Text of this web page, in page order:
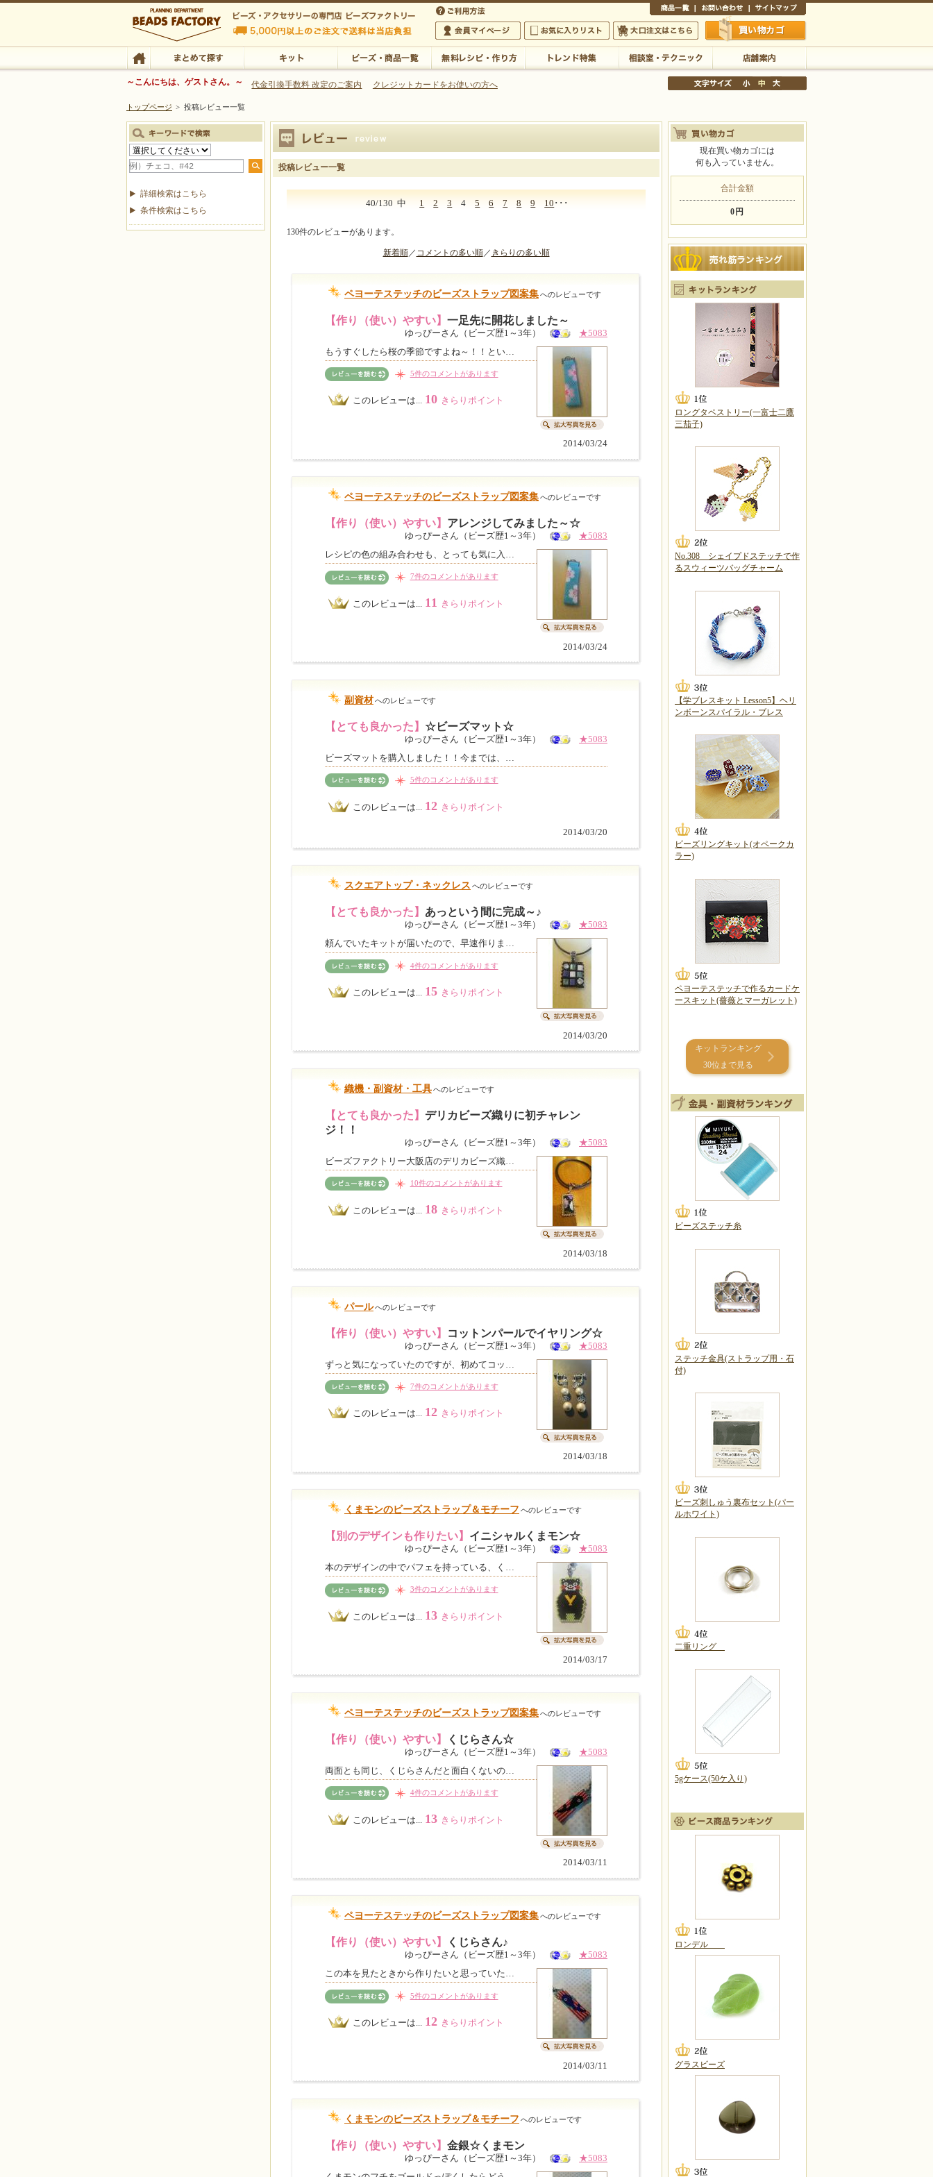
ビーズファクトリー ビーズ・パーツ・金具など・アクセサリーの専門店
ビーズ・アクセサリーの専門店 ビーズファクトリー 5,000円以上のご注文で送料は当店が負担いたします
ビーズ・アクセサリーの専門店 ビーズファクトリー 5,000円以上のご注文で送料は当店が負担いたします
会員マイページ
お気に入りリスト 大口注文はこちら 買い物かご
TOP まとめて探す 店舗案内
～こんにちは、ゲストさん。～ 代金引換手数料 改定のご案内 クレジットカードをお使いの方へ
トップページ > 投稿レビュー一覧
投稿レビュー一覧
40/130 中 1 2 3 45 6 7 8 9 10 ･･･
130件のレビューがあります。
新着順／ コメントの多い順／ きらりの多い順
ペヨーテステッチのビーズストラップ図案集へのレビューです
【作り（使い）やすい】 一足先に開花しました～
ゆっぴーさん（ビーズ歴1～3年）
★5083
もうすぐしたら桜の季節ですよね～！！とい…
5件のコメントがあります
このレビューは... 10 きらりポイント
2014/03/24
ペヨーテステッチのビーズストラップ図案集へのレビューです
【作り（使い）やすい】 アレンジしてみました～☆
ゆっぴーさん（ビーズ歴1～3年）
★5083
レシピの色の組み合わせも、とっても気に入…
7件のコメントがあります
このレビューは... 11 きらりポイント
2014/03/24
副資材へのレビューです
【とても良かった】 ☆ビーズマット☆
ゆっぴーさん（ビーズ歴1～3年）
★5083
ビーズマットを購入しました！！今までは、…
5件のコメントがあります
このレビューは... 12 きらりポイント
2014/03/20
スクエアトップ・ネックレス へのレビューです
【とても良かった】 あっという間に完成～♪
ゆっぴーさん（ビーズ歴1～3年）
★5083
頼んでいたキットが届いたので、早速作りま…
4件のコメントがあります
このレビューは... 15 きらりポイント
2014/03/20
織機・副資材・工具へのレビューです
【とても良かった】 デリカビーズ織りに初チャレン
ジ！！
ゆっぴーさん（ビーズ歴1～3年）
★5083
ビーズファクトリー大阪店のデリカビーズ織…
10件のコメントがあります
このレビューは... 18 きらりポイント
2014/03/18
パールへのレビューです
【作り（使い）やすい】 コットンパールでイヤリング☆
ゆっぴーさん（ビーズ歴1～3年）
★5083
ずっと気になっていたのですが、初めてコッ…
7件のコメントがあります
このレビューは... 12 きらりポイント
2014/03/18
くまモンのビーズストラップ＆モチーフ へのレビューです
【別のデザインも作りたい】 イニシャルくまモン☆
ゆっぴーさん（ビーズ歴1～3年）
★5083
本のデザインの中でパフェを持っている、く…
3件のコメントがあります
このレビューは... 13 きらりポイント
2014/03/17
ペヨーテステッチのビーズストラップ図案集へのレビューです
【作り（使い）やすい】 くじらさん☆
ゆっぴーさん（ビーズ歴1～3年）
★5083
両面とも同じ、くじらさんだと面白くないの…
4件のコメントがあります
このレビューは... 13 きらりポイント
2014/03/11
ペヨーテステッチのビーズストラップ図案集へのレビューです
【作り（使い）やすい】 くじらさん♪
ゆっぴーさん（ビーズ歴1～3年）
★5083
この本を見たときから作りたいと思っていた…
5件のコメントがあります
このレビューは... 12 きらりポイント
2014/03/11
くまモンのビーズストラップ＆モチーフ へのレビューです
【作り（使い）やすい】 金銀☆くまモン
ゆっぴーさん（ビーズ歴1～3年）
★5083
詳細検索はこちら
条件検索はこちら
現在買い物カゴには
何も入っていません。
合計金額
0円
ロングタペストリー(一富士二鷹
三茄子)
No.308 シェイプドステッチで作
るスウィーツバッグチャーム
【学ブレスキット Lesson5】ヘリ
ンボーンスパイラル・ブレス
ビーズリングキット(オペークカ
ラー)
ペヨーテステッチで作るカードケ
ースキット(薔薇とマーガレット)
キットランキング
30位まで見る
ビーズステッチ糸
ステッチ金具(ストラップ用・石
付)
ビーズ刺しゅう裏布セット(パー
ルホワイト)
二重リング
5gケース(50ケ入り)
ロンデル
グラスビーズ